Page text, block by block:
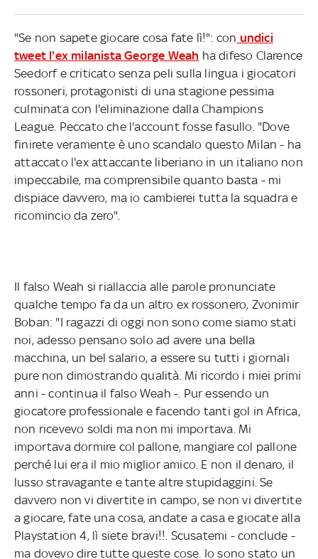
"Se non sapete giocare cosa fate lì!": con undici
tweet l'ex milanista George Weah ha difeso Clarence
Seedorf e criticato senza peli sulla lingua i giocatori
rossoneri, protagonisti di una stagione pessima
culminata con l'eliminazione dalla Champions
League. Peccato che l'account fosse fasullo. "Dove
finirete veramente è uno scandalo questo Milan - ha
attaccato l'ex attaccante liberiano in un italiano non
impeccabile, ma comprensibile quanto basta - mi
dispiace davvero, ma io cambierei tutta la squadra e
ricomincio da zero".
Il falso Weah si riallaccia alle parole pronunciate
qualche tempo fa da un altro ex rossonero, Zvonimir
Boban: "I ragazzi di oggi non sono come siamo stati
noi, adesso pensano solo ad avere una bella
macchina, un bel salario, a essere su tutti i giornali
pure non dimostrando qualità. Mi ricordo i miei primi
anni - continua il falso Weah -. Pur essendo un
giocatore professionale e facendo tanti gol in Africa,
non ricevevo soldi ma non mi importava. Mi
importava dormire col pallone, mangiare col pallone
perché lui era il mio miglior amico. E non il denaro, il
lusso stravagante e tante altre stupidaggini. Se
davvero non vi divertite in campo, se non vi divertite
a giocare, fate una cosa, andate a casa e giocate alla
Playstation 4, lì siete bravi!!. Scusatemi - conclude -
ma dovevo dire tutte queste cose. Io sono stato un